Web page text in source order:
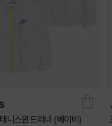
니스윈드러너 (베이비)